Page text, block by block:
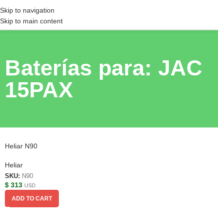
Skip to navigation
Skip to main content
Baterías para: JAC
15PAX
Heliar N90
Heliar
SKU: N90
$ 313 USD
ADD TO CART